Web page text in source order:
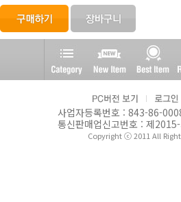
사업자등록번호 : 843-86-
통신판매업신고번호 : 제
Copyright ⓒ 2011 All